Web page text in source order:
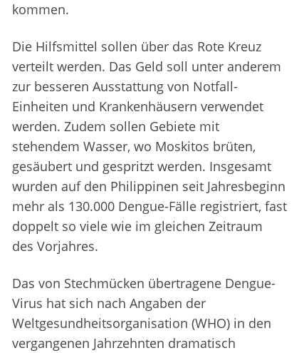
kommen.
Die Hilfsmittel sollen über das Rote Kreuz
verteilt werden. Das Geld soll unter anderem
zur besseren Ausstattung von Notfall-
Einheiten und Krankenhäusern verwendet
werden. Zudem sollen Gebiete mit
stehendem Wasser, wo Moskitos brüten,
gesäubert und gespritzt werden. Insgesamt
wurden auf den Philippinen seit Jahresbeginn
mehr als 130.000 Dengue-Fälle registriert, fast
doppelt so viele wie im gleichen Zeitraum
des Vorjahres.
Das von Stechmücken übertragene Dengue-
Virus hat sich nach Angaben der
Weltgesundheitsorganisation (WHO) in den
vergangenen Jahrzehnten dramatisch